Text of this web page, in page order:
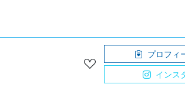
プロフィ
インス